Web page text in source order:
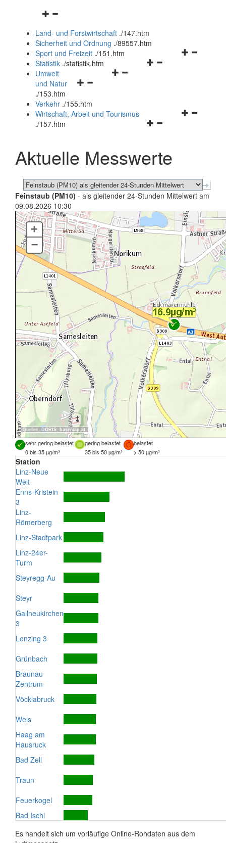
Navigationsmenü
und
schließen
Land- und Forstwirtschaft ./147.htm
Sicherheit und Ordnung ./89557.htm
Navigationsmenü
Sport und Freizeit ./151.htm
Navigationsmenü
Statistik ./statistik.htm
Navigationsmenü
und
schließen
Umwelt
und Natur
./153.htm
Verkehr ./155.htm
Navigationsmenü
schließen
Wirtschaft, Arbeit und Tourismus
./157.htm
Aktuelle Messwerte
Feinstaub (PM10) - als gleitender 24-Stunden Mittelwert am
09.08.2026 10:30
Quellen: DORIS, basemap.at
+
–
sehr gering belastet gering belastet
belastet
0 bis 35 µg/m³
35 bis 50 µg/m³ > 50 µg/m³
Station
Linz-Neue
Welt
Enns-Kristein
3
Linz-
Römerberg
Linz-Stadtpark
Linz-24er-
Turm
Steyregg-Au
Steyr
Gallneukirchen
3
Lenzing 3
Grünbach
Braunau
Zentrum
Vöcklabruck
Wels
Haag am
Hausruck
Bad Zell
Traun
Feuerkogel
Bad Ischl
Es handelt sich um vorläufige Online-Rohdaten aus dem